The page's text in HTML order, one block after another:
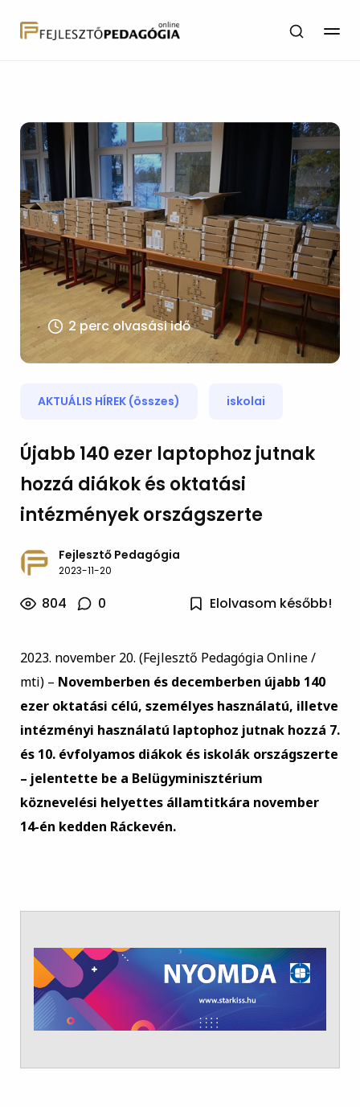
2 perc olvasási idő
AKTUÁLIS HÍREK (összes) iskolai
Újabb 140 ezer laptophoz jutnak
hozzá diákok és oktatási
intézmények országszerte
Fejlesztő Pedagógia
2023-11-20
804 0 Elolvasom később!
2023. november 20. (Fejlesztő Pedagógia Online /
mti) – Novemberben és decemberben újabb 140
ezer oktatási célú, személyes használatú, illetve
intézményi használatú laptophoz jutnak hozzá 7.
és 10. évfolyamos diákok és iskolák országszerte
– jelentette be a Belügyminisztérium
köznevelési helyettes államtitkára november
14-én kedden Ráckevén.